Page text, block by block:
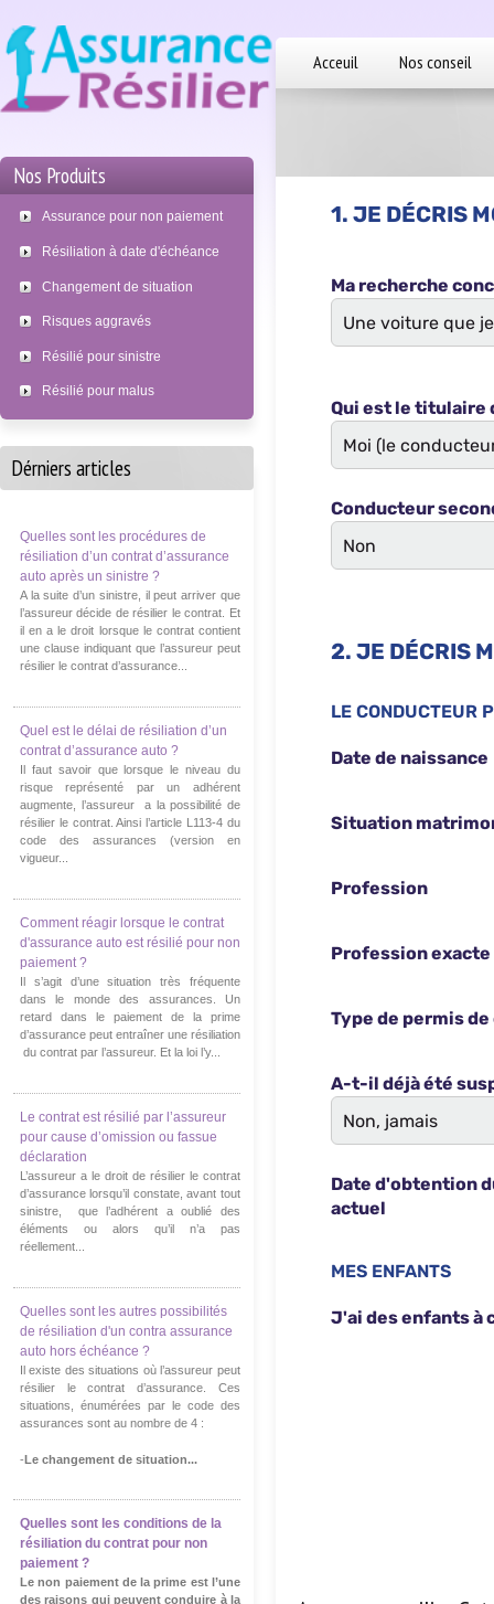
Acceuil Nos conseil
Nos Produits
Assurance pour non paiement
Résiliation à date d'échéance
Changement de situation
Risques aggravés
Résilié pour sinistre
Résilié pour malus
Dérniers articles
Quelles sont les procédures de
résiliation d’un contrat d’assurance
auto après un sinistre ?
A la suite d’un sinistre, il peut arriver que
l’assureur décide de résilier le contrat. Et
il en a le droit lorsque le contrat contient
une clause indiquant que l’assureur peut
résilier le contrat d’assurance...
Quel est le délai de résiliation d’un
contrat d’assurance auto ?
Il faut savoir que lorsque le niveau du
risque représenté par un adhérent
augmente, l’assureur a la possibilité de
résilier le contrat. Ainsi l’article L113-4 du
code des assurances (version en
vigueur...
Comment réagir lorsque le contrat
d'assurance auto est résilié pour non
paiement ?
Il s’agit d’une situation très fréquente
dans le monde des assurances. Un
retard dans le paiement de la prime
d’assurance peut entraîner une résiliation
du contrat par l’assureur. Et la loi l’y...
Le contrat est résilié par l’assureur
pour cause d’omission ou fassue
déclaration
L’assureur a le droit de résilier le contrat
d’assurance lorsqu’il constate, avant tout
sinistre, que l’adhérent a oublié des
éléments ou alors qu’il n’a pas
réellement...
Quelles sont les autres possibilités
de résiliation d'un contra assurance
auto hors échéance ?
Il existe des situations où l’assureur peut
résilier le contrat d’assurance. Ces
situations, énumérées par le code des
assurances sont au nombre de 4 :
-Le changement de situation...
Quelles sont les conditions de la
résiliation du contrat pour non
paiement ?
Le non paiement de la prime est l’une
des raisons qui peuvent conduire à la